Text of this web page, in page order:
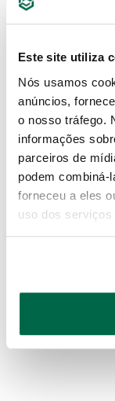
Este site utiliza
Nós usamos
anúncios,
o nosso tráfego.
informações
parceiros de
podem combiná-
forneceu a eles
uso dos serviços
Macaco
Garrafa 8Ton
Paginação